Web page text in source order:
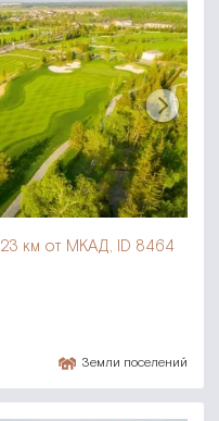
23 км от МКАД, ID 8464
Земли поселений